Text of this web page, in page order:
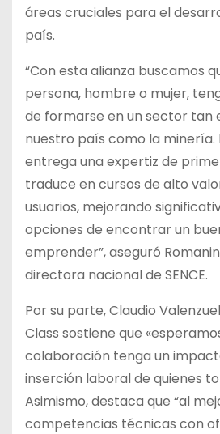
áreas cruciales para el
país.
“Con esta alianza buscamos
persona, hombre o mujer,
de formarse en un sector tan
nuestro país como la minería.
entrega una expertiz de
traduce en cursos de alto
usuarios, mejorando
opciones de encontrar un
emprender”, aseguró
directora nacional de SENCE.
Por su parte, Claudio
Class sostiene que
colaboración tenga un
inserción laboral de quienes
Asimismo, destaca que “al
competencias técnicas con